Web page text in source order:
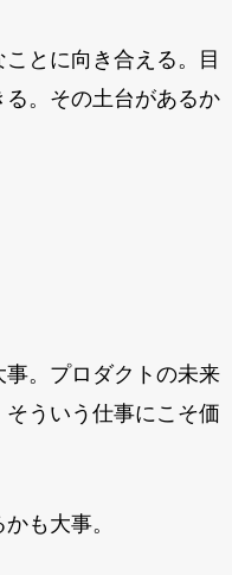
とに向き合える。目
。その土台があるか
。プロダクトの未来
ういう仕事にこそ価
も大事。